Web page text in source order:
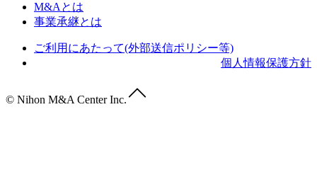
M&Aとは
事業承継とは
ご利用にあたって(外部送信ポリシー等)
個人情報保護方針
© Nihon M&A Center Inc.